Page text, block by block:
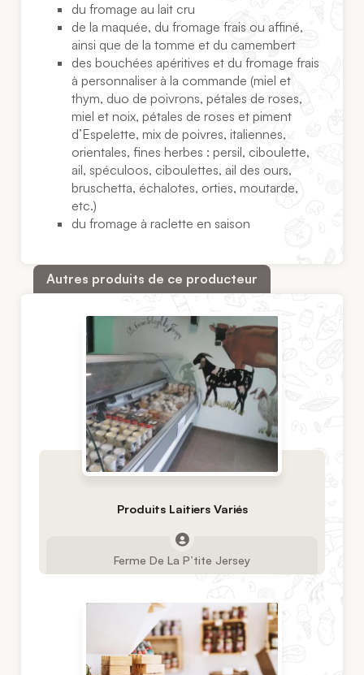
du fromage au lait cru
de la maquée, du fromage frais ou affiné,
ainsi que de la tomme et du camembert
des bouchées apéritives et du fromage frais
à personnaliser à la commande (miel et
thym, duo de poivrons, pétales de roses,
miel et noix, pétales de roses et piment
d’Espelette, mix de poivres, italiennes,
orientales, fines herbes : persil, ciboulette,
ail, spéculoos, ciboulettes, ail des ours,
bruschetta, échalotes, orties, moutarde,
etc.)
du fromage à raclette en saison
Autres produits de ce producteur
Produits Laitiers Variés
Ferme De La P’tite Jersey